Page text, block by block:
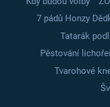
7 pádů Honzy
Tatarák
Pěstování
Tvarohové